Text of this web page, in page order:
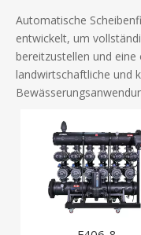
Automatische
entwickelt, um
bereitzustellen und
landwirtschaftliche und